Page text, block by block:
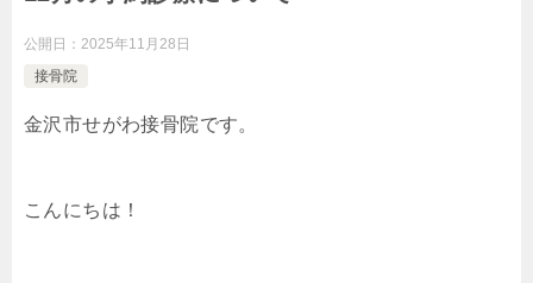
公開日： 2025年11月28日
接骨院
金沢市せがわ接骨院です。
こんにちは！